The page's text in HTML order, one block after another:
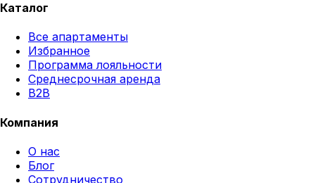
Каталог
Все апартаменты
Избранное
Программа лояльности
Среднесрочная аренда
B2B
Компания
О нас
Блог
Сотрудничество